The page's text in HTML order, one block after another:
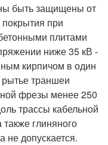
быть защищены от
при
плитами
ниже 35 кВ -
кирпичом в один
траншеи
фрезы менее 250
трассы кабельной
глиняного
не допускается.